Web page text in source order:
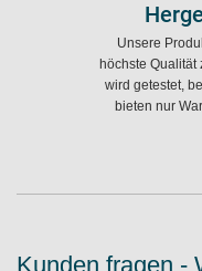
Unsere
höchste
wird getestet,
bieten nur
Kunden fragen -